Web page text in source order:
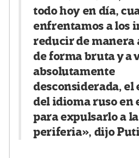
todo hoy en día,
enfrentamos a los
reducir de
de forma bruta y a
absolutamente
desconsiderada, el
del idioma ruso en
para expulsarlo a la
periferia», dijo